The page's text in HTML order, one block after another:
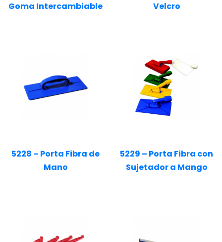
Goma Intercambiable
Velcro
5228 – Porta Fibra de
Mano
5229 – Porta Fibra con
Sujetador a Mango